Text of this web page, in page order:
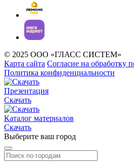
© 2025 ООО «ГЛАСС СИСТЕМ»
Карта сайта Согласие на обработку
Политика конфиденциальности
Презентация
Скачать
Каталог материалов
Скачать
Выберите ваш город